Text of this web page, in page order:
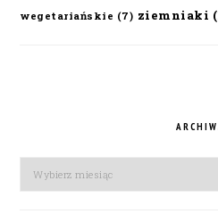
wegetariańskie (7) ziemniaki
Archiwa